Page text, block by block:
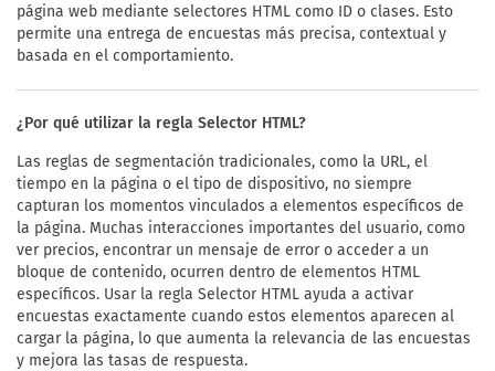
página web mediante selectores HTML como ID o clases. Esto
permite una entrega de encuestas más precisa, contextual y
basada en el comportamiento.
¿Por qué utilizar la regla Selector HTML?
Las reglas de segmentación tradicionales, como la URL, el
tiempo en la página o el tipo de dispositivo, no siempre
capturan los momentos vinculados a elementos específicos de
la página. Muchas interacciones importantes del usuario, como
ver precios, encontrar un mensaje de error o acceder a un
bloque de contenido, ocurren dentro de elementos HTML
específicos. Usar la regla Selector HTML ayuda a activar
encuestas exactamente cuando estos elementos aparecen al
cargar la página, lo que aumenta la relevancia de las encuestas
y mejora las tasas de respuesta.